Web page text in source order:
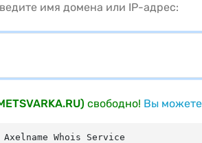
имя домена или IP-адрес:
свободно! Вы можете
Whois Service